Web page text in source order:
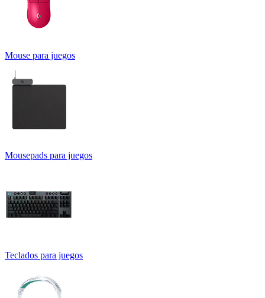
Mouse para juegos
Mousepads para juegos
Teclados para juegos